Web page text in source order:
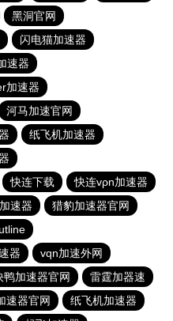
黑洞官网
闪电猫加速器
速器
加速器
河马加速官网
纸飞机加速器
快连下载
快连vρn加速器
速器
猎豹加速器官网
器
vqn加速外网
鸭加速器官网
雷霆加器速
速器官网
纸飞机加速器